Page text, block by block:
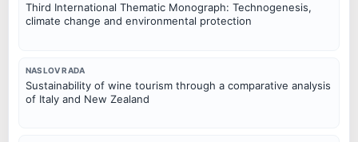
Third International Thematic Monograph: Technogenesis,
climate change and environmental protection
NASLOV RADA
Sustainability of wine tourism through a comparative analysis
of Italy and New Zealand